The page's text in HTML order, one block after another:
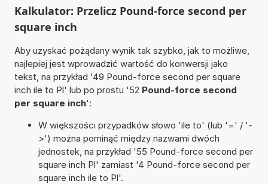
Kalkulator: Przelicz Pound-force second per
square inch
Aby uzyskać pożądany wynik tak szybko, jak to możliwe,
najlepiej jest wprowadzić wartość do konwersji jako
tekst, na przykład '49 Pound-force second per square
inch ile to Pl' lub po prostu '52 Pound-force second
per square inch':
W większości przypadków słowo 'ile to' (lub '=' / '-
>') można pominąć między nazwami dwóch
jednostek, na przykład '55 Pound-force second per
square inch Pl' zamiast '4 Pound-force second per
square inch ile to Pl'.